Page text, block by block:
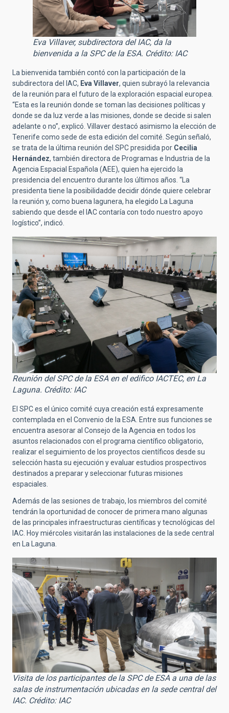
Eva Villaver, subdirectora del IAC, da la
bienvenida a la SPC de la ESA. Crédito: IAC
La bienvenida también contó con la participación de la
subdirectora del IAC, Eva Villaver, quien subrayó la relevancia
de la reunión para el futuro de la exploración espacial europea.
“Esta es la reunión donde se toman las decisiones políticas y
donde se da luz verde a las misiones, donde se decide si salen
adelante o no”, explicó. Villaver destacó asimismo la elección de
Tenerife como sede de esta edición del comité. Según señaló,
se trata de la última reunión del SPC presidida por Cecilia
Hernández, también directora de Programas e Industria de la
Agencia Espacial Española (AEE), quien ha ejercido la
presidencia del encuentro durante los últimos años. “La
presidenta tiene la posibilidadde decidir dónde quiere celebrar
la reunión y, como buena lagunera, ha elegido La Laguna
sabiendo que desde el IAC contaría con todo nuestro apoyo
logístico”, indicó.
Reunión del SPC de la ESA en el edifico IACTEC, en La
Laguna. Crédito: IAC
El SPC es el único comité cuya creación está expresamente
contemplada en el Convenio de la ESA. Entre sus funciones se
encuentra asesorar al Consejo de la Agencia en todos los
asuntos relacionados con el programa científico obligatorio,
realizar el seguimiento de los proyectos científicos desde su
selección hasta su ejecución y evaluar estudios prospectivos
destinados a preparar y seleccionar futuras misiones
espaciales.
Además de las sesiones de trabajo, los miembros del comité
tendrán la oportunidad de conocer de primera mano algunas
de las principales infraestructuras científicas y tecnológicas del
IAC. Hoy miércoles visitarán las instalaciones de la sede central
en La Laguna.
Visita de los participantes de la SPC de ESA a una de las
salas de instrumentación ubicadas en la sede central del
IAC. Crédito: IAC